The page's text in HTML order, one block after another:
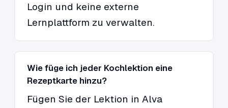
Login und keine externe
Lernplattform zu verwalten.
Wie füge ich jeder Kochlektion eine
Rezeptkarte hinzu?
Fügen Sie der Lektion in Alva